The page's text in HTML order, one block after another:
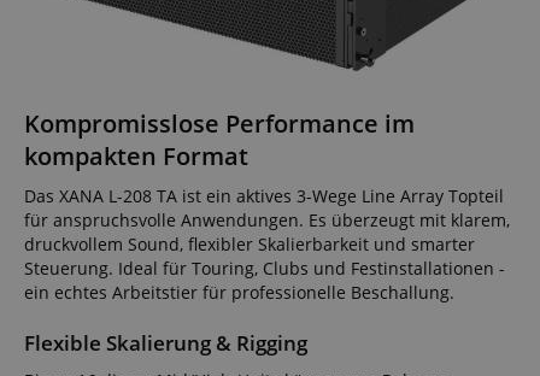
Kompromisslose Performance im
kompakten Format
Das XANA L-208 TA ist ein aktives 3-Wege Line Array Topteil
für anspruchsvolle Anwendungen. Es überzeugt mit klarem,
druckvollem Sound, flexibler Skalierbarkeit und smarter
Steuerung. Ideal für Touring, Clubs und Festinstallationen -
ein echtes Arbeitstier für professionelle Beschallung.
Flexible Skalierung & Rigging